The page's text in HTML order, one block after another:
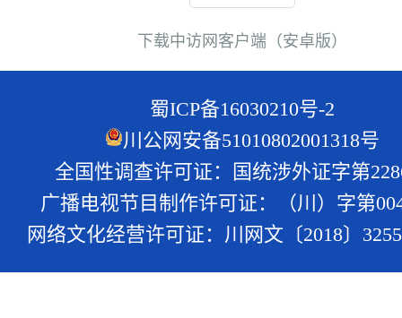
下载中访网客户端（安卓版）
蜀ICP备16030210号-2
川公网安备51010802001318号
全国性调查许可证：国统涉外证字第
广播电视节目制作许可证：（川）字第
网络文化经营许可证：川网文〔2018〕